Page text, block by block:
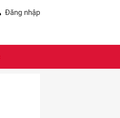
Đăng nhập